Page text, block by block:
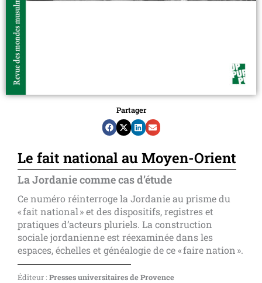
Partager
Le fait national au Moyen-Orient
La Jordanie comme cas d’étude
Ce numéro réinterroge la Jordanie au prisme du
« fait national » et des dispositifs, registres et
pratiques d’acteurs pluriels. La construction
sociale jordanienne est réexaminée dans les
espaces, échelles et généalogie de ce « faire nation ».
Éditeur : Presses universitaires de Provence